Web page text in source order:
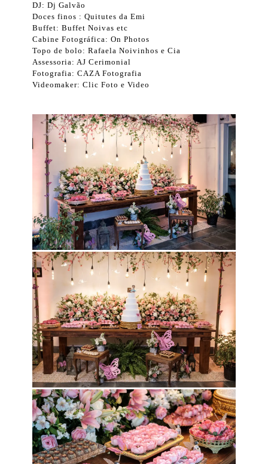
DJ: Dj Galvão
Doces finos : Quitutes da Emi
Buffet: Buffet Noivas etc
Cabine Fotográfica: On Photos
Topo de bolo: Rafaela Noivinhos e Cia
Assessoria: AJ Cerimonial
Fotografia: CAZA Fotografia
Videomaker: Clic Foto e Video